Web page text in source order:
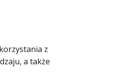
z
a także